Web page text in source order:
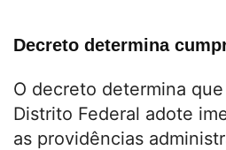
Decreto determina
O decreto determina
Distrito Federal adote
as providências